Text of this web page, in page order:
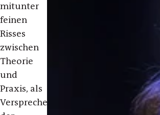
mitunter
feinen
Risses
zwischen
Theorie
und
Praxis, als
Versprechen